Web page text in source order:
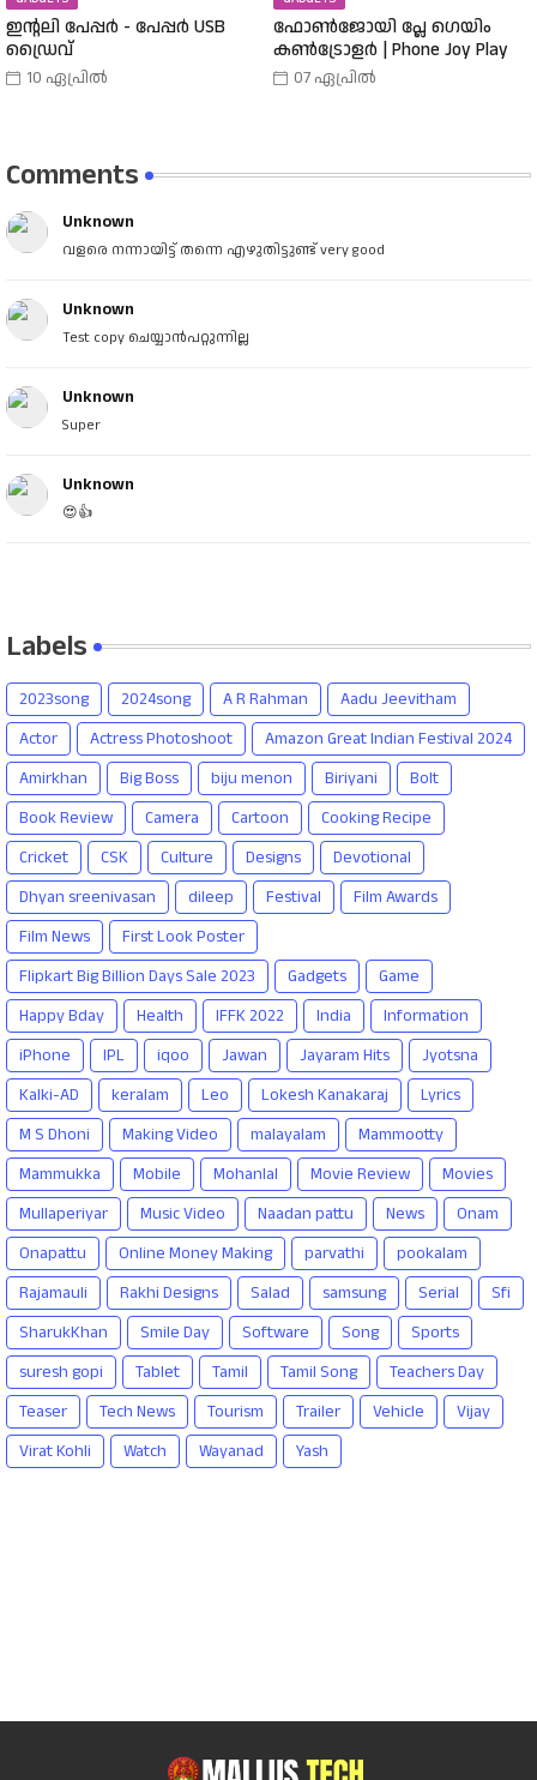
ഇന്റലി പേപ്പർ - പേപ്പർ USB
ഡ്രൈവ്
10 ഏപ്രിൽ
ഫോൺജോയി പ്ലേ ഗെയിം
കൺട്രോളർ | Phone Joy Play
07 ഏപ്രിൽ
Comments
Unknown
വളരെ നന്നായിട്ട് തന്നെ എഴുതിട്ടുണ്ട് very good
Unknown
Test copy ചെയ്യാൻപറ്റുന്നില്ല
Unknown
Super
Unknown
😍👍
Labels
2023song 2024song A R Rahman
Aadu Jeevitham
Actor
Actress Photoshoot
Amazon Great Indian Festival 2024
Amirkhan
Big Boss biju menon Biriyani
Bolt
Book Review
Camera Cartoon
Cooking Recipe
Cricket
CSK Culture Designs
Devotional
Dhyan sreenivasan
dileep Festival
Film Awards
Film News
First Look Poster
Flipkart Big Billion Days Sale 2023
Gadgets
Game
Happy Bday
Health IFFK 2022 India
Information
iPhone
IPL iqoo Jawan Jayaram Hits
Jyotsna
Kalki-AD
keralam Leo Lokesh Kanakaraj
Lyrics
M S Dhoni
Making Video malayalam
Mammootty
Mammukka
Mobile Mohanlal Movie Review
Movies
Mullaperiyar
Music Video Naadan pattu News
Onam
Onapattu
Online Money Making parvathi
pookalam
Rajamauli
Rakhi Designs Salad samsung Serial
Sfi
SharukKhan
Smile Day Software Song
Sports
suresh gopi
Tablet Tamil Tamil Song
Teachers Day
Teaser
Tech News Tourism Trailer Vehicle
Vijay
Virat Kohli
Watch Wayanad Yash